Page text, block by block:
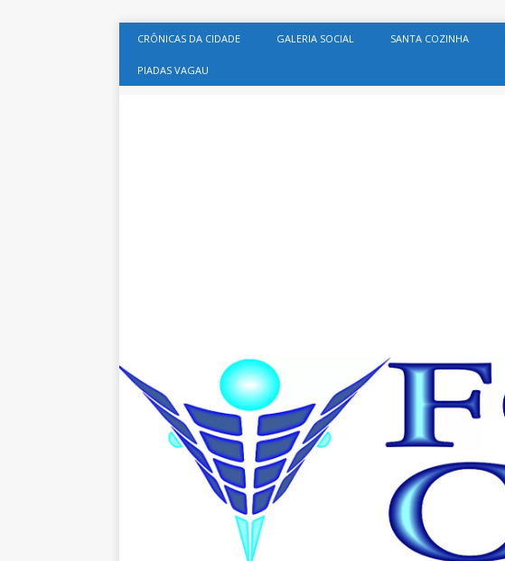
CRÔNICAS DA CIDADE GALERIA SOCIAL SANTA COZINHA
PIADAS VAGAU